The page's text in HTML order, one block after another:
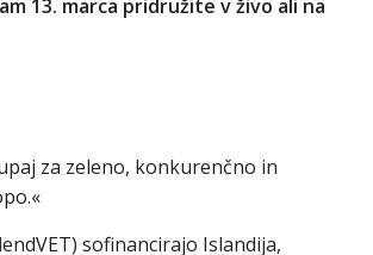
13. marca pridružite v živo ali na
za zeleno, konkurenčno in
sofinancirajo Islandija,